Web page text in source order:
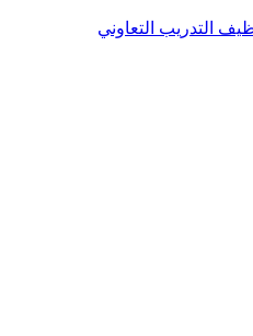
التدريب التعاوني